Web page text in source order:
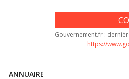
Gouvernement.fr :
https://
ANNUAIRE